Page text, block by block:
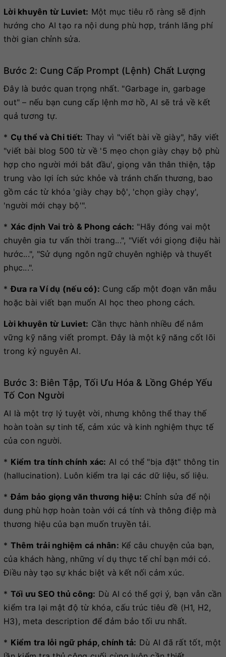
Lời khuyên từ Luviet: Một mục tiêu rõ ràng sẽ định
hướng cho AI tạo ra nội dung phù hợp, tránh lãng phí
thời gian chỉnh sửa.
Bước 2: Cung Cấp Prompt (Lệnh) Chất Lượng
Đây là bước quan trọng nhất. "Garbage in, garbage
out" – nếu bạn cung cấp lệnh mơ hồ, AI sẽ trả về kết
quả tương tự.
* Cụ thể và Chi tiết: Thay vì "viết bài về giày", hãy viết
"viết bài blog 500 từ về '5 mẹo chọn giày chạy bộ phù
hợp cho người mới bắt đầu', giọng văn thân thiện, tập
trung vào lợi ích sức khỏe và tránh chấn thương, bao
gồm các từ khóa 'giày chạy bộ', 'chọn giày chạy',
'người mới chạy bộ'".
* Xác định Vai trò & Phong cách: "Hãy đóng vai một
chuyên gia tư vấn thời trang...", "Viết với giọng điệu hài
hước...", "Sử dụng ngôn ngữ chuyên nghiệp và thuyết
phục...".
*Đưa ra Ví dụ (nếu có): Cung cấp một đoạn văn mẫu
hoặc bài viết bạn muốn AI học theo phong cách.
Lời khuyên từ Luviet: Cần thực hành nhiều để nắm
vững kỹ năng viết prompt. Đây là một kỹ năng cốt lõi
trong kỷ nguyên AI.
Bước 3: Biên Tập, Tối Ưu Hóa & Lồng Ghép Yếu
Tố Con Người
AI là một trợ lý tuyệt vời, nhưng không thể thay thế
hoàn toàn sự tinh tế, cảm xúc và kinh nghiệm thực tế
của con người.
* Kiểm tra tính chính xác: AI có thể "bịa đặt" thông tin
(hallucination). Luôn kiểm tra lại các dữ liệu, số liệu.
*Đảm bảo giọng văn thương hiệu: Chỉnh sửa để nội
dung phù hợp hoàn toàn với cá tính và thông điệp mà
thương hiệu của bạn muốn truyền tải.
* Thêm trải nghiệm cá nhân: Kể câu chuyện của bạn,
của khách hàng, những ví dụ thực tế chỉ bạn mới có.
Điều này tạo sự khác biệt và kết nối cảm xúc.
* Tối ưu SEO thủ công: Dù AI có thể gợi ý, bạn vẫn cần
kiểm tra lại mật độ từ khóa, cấu trúc tiêu đề (H1, H2,
H3), meta description để đảm bảo tối ưu nhất.
* Kiểm tra lỗi ngữ pháp, chính tả: Dù AI đã rất tốt, một